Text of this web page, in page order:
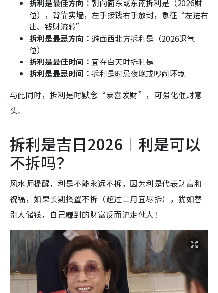
拆利是最佳方向︰ 朝向面东或东南拆利是（2026财
位），背靠实墙，左手接钱右手放封，象征“左进右
出、钱财流转”
拆利是最忌方向︰ 避面西北方拆利是（2026退气
位）
拆利是最佳时间︰ 宜在白天时拆利是
拆利是最忌时间︰ 拆利是时忌夜晚或吵闹环境​
与此同时，拆利是时默念“恭喜发财”，可强化催财意
头。
拆利是吉日2026︱利是可以
不拆吗？
风水师提醒，利是不能永远不拆，因为利是代表财富和
祝福，如果长期搁置不拆（超过二月宜尽拆），犹如替
别人储钱，自己赚到的财富反而流走他人！